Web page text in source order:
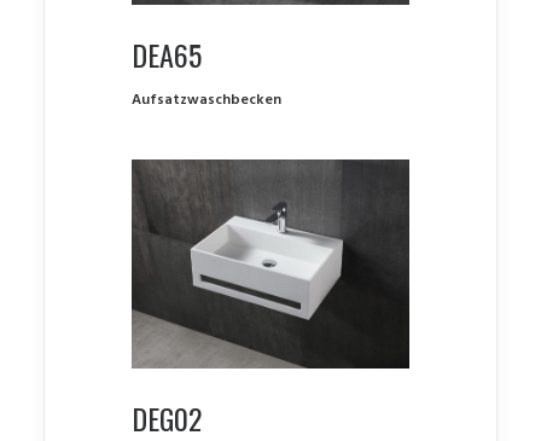
DEA65
Aufsatzwaschbecken
DEG02